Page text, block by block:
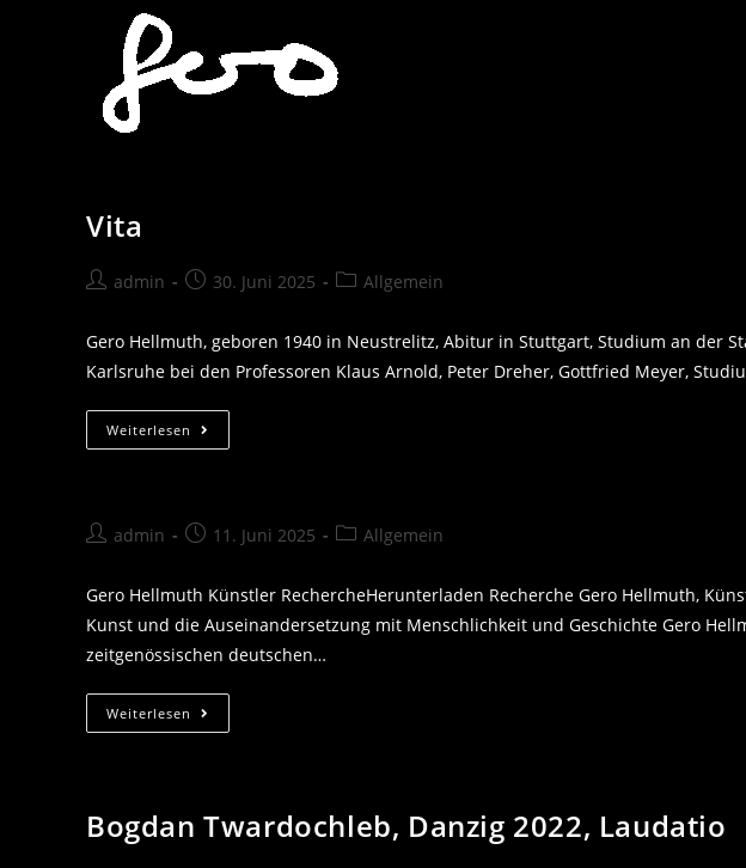
Vita
Beitrags-
admin
Beitrag30. Juni 2025
Beitrags-
Allgemein
Gero Hellmuth, geboren 1940 in Neustrelitz, Abitur in Stuttgart, Studium an der
Karlsruhe bei den Professoren Klaus Arnold, Peter Dreher, Gottfried Meyer,
Weiterlesen Vita
Beitrags-
admin
Beitrag11. Juni 2025
Beitrags-
Allgemein
Gero Hellmuth Künstler RechercheHerunterladen Recherche Gero Hellmuth,
Kunst und die Auseinandersetzung mit Menschlichkeit und Geschichte Gero
zeitgenössischen deutschen…
Weiterlesen
Bogdan Twardochleb, Danzig 2022, Laudatio